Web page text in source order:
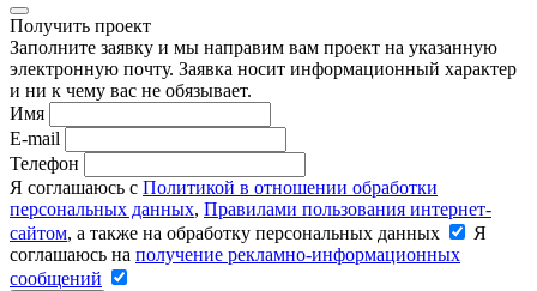
Получить проект
Заполните заявку и мы направим вам проект на указанную
электронную почту. Заявка носит информационный характер
и ни к чему вас не обязывает.
Имя
E-mail
Телефон
Я соглашаюсь с Политикой в отношении обработки
персональных данных, Правилами пользования интернет-
сайтом, а также на обработку персональных данных
Я
соглашаюсь на получение рекламно-информационных
сообщений